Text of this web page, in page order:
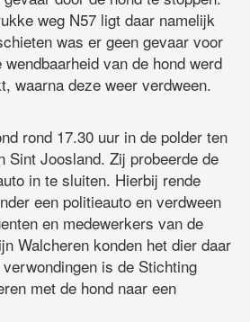
weg N57 ligt daar namelijk
was er geen gevaar voor
van de hond werd
waarna deze weer verdween.
rond 17.30 uur in de polder ten
Sint Joosland. Zij probeerde de
in te sluiten. Hierbij rende
een politieauto en verdween
en medewerkers van de
Walcheren konden het dier daar
is de Stichting
met de hond naar een